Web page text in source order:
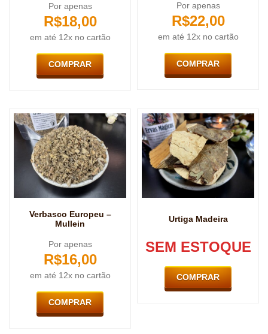
Por apenas
R$18,00
em até 12x no cartão
COMPRAR
Por apenas
R$22,00
em até 12x no cartão
COMPRAR
Verbasco Europeu –
Mullein
Por apenas
R$16,00
em até 12x no cartão
COMPRAR
Urtiga Madeira
SEM ESTOQUE
COMPRAR